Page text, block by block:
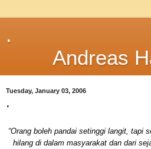
.
Andreas
Tuesday, January 03, 2006
.
“Orang boleh pandai setinggi langit, tapi
hilang di dalam masyarakat dan dari